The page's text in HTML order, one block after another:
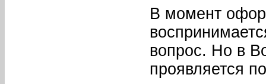
В момент
вопрос. Но в
проявляется